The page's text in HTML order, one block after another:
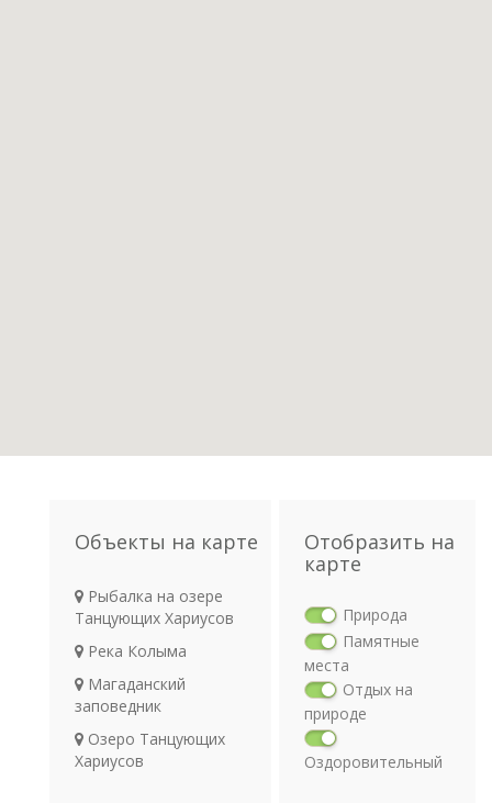
Объекты на карте
Рыбалка на озере
Танцующих Хариусов
Река Колыма
Магаданский
заповедник
Озеро Танцующих
Хариусов
Отобразить на
карте
Природа
Памятные
места
Отдых на
природе
Оздоровительный